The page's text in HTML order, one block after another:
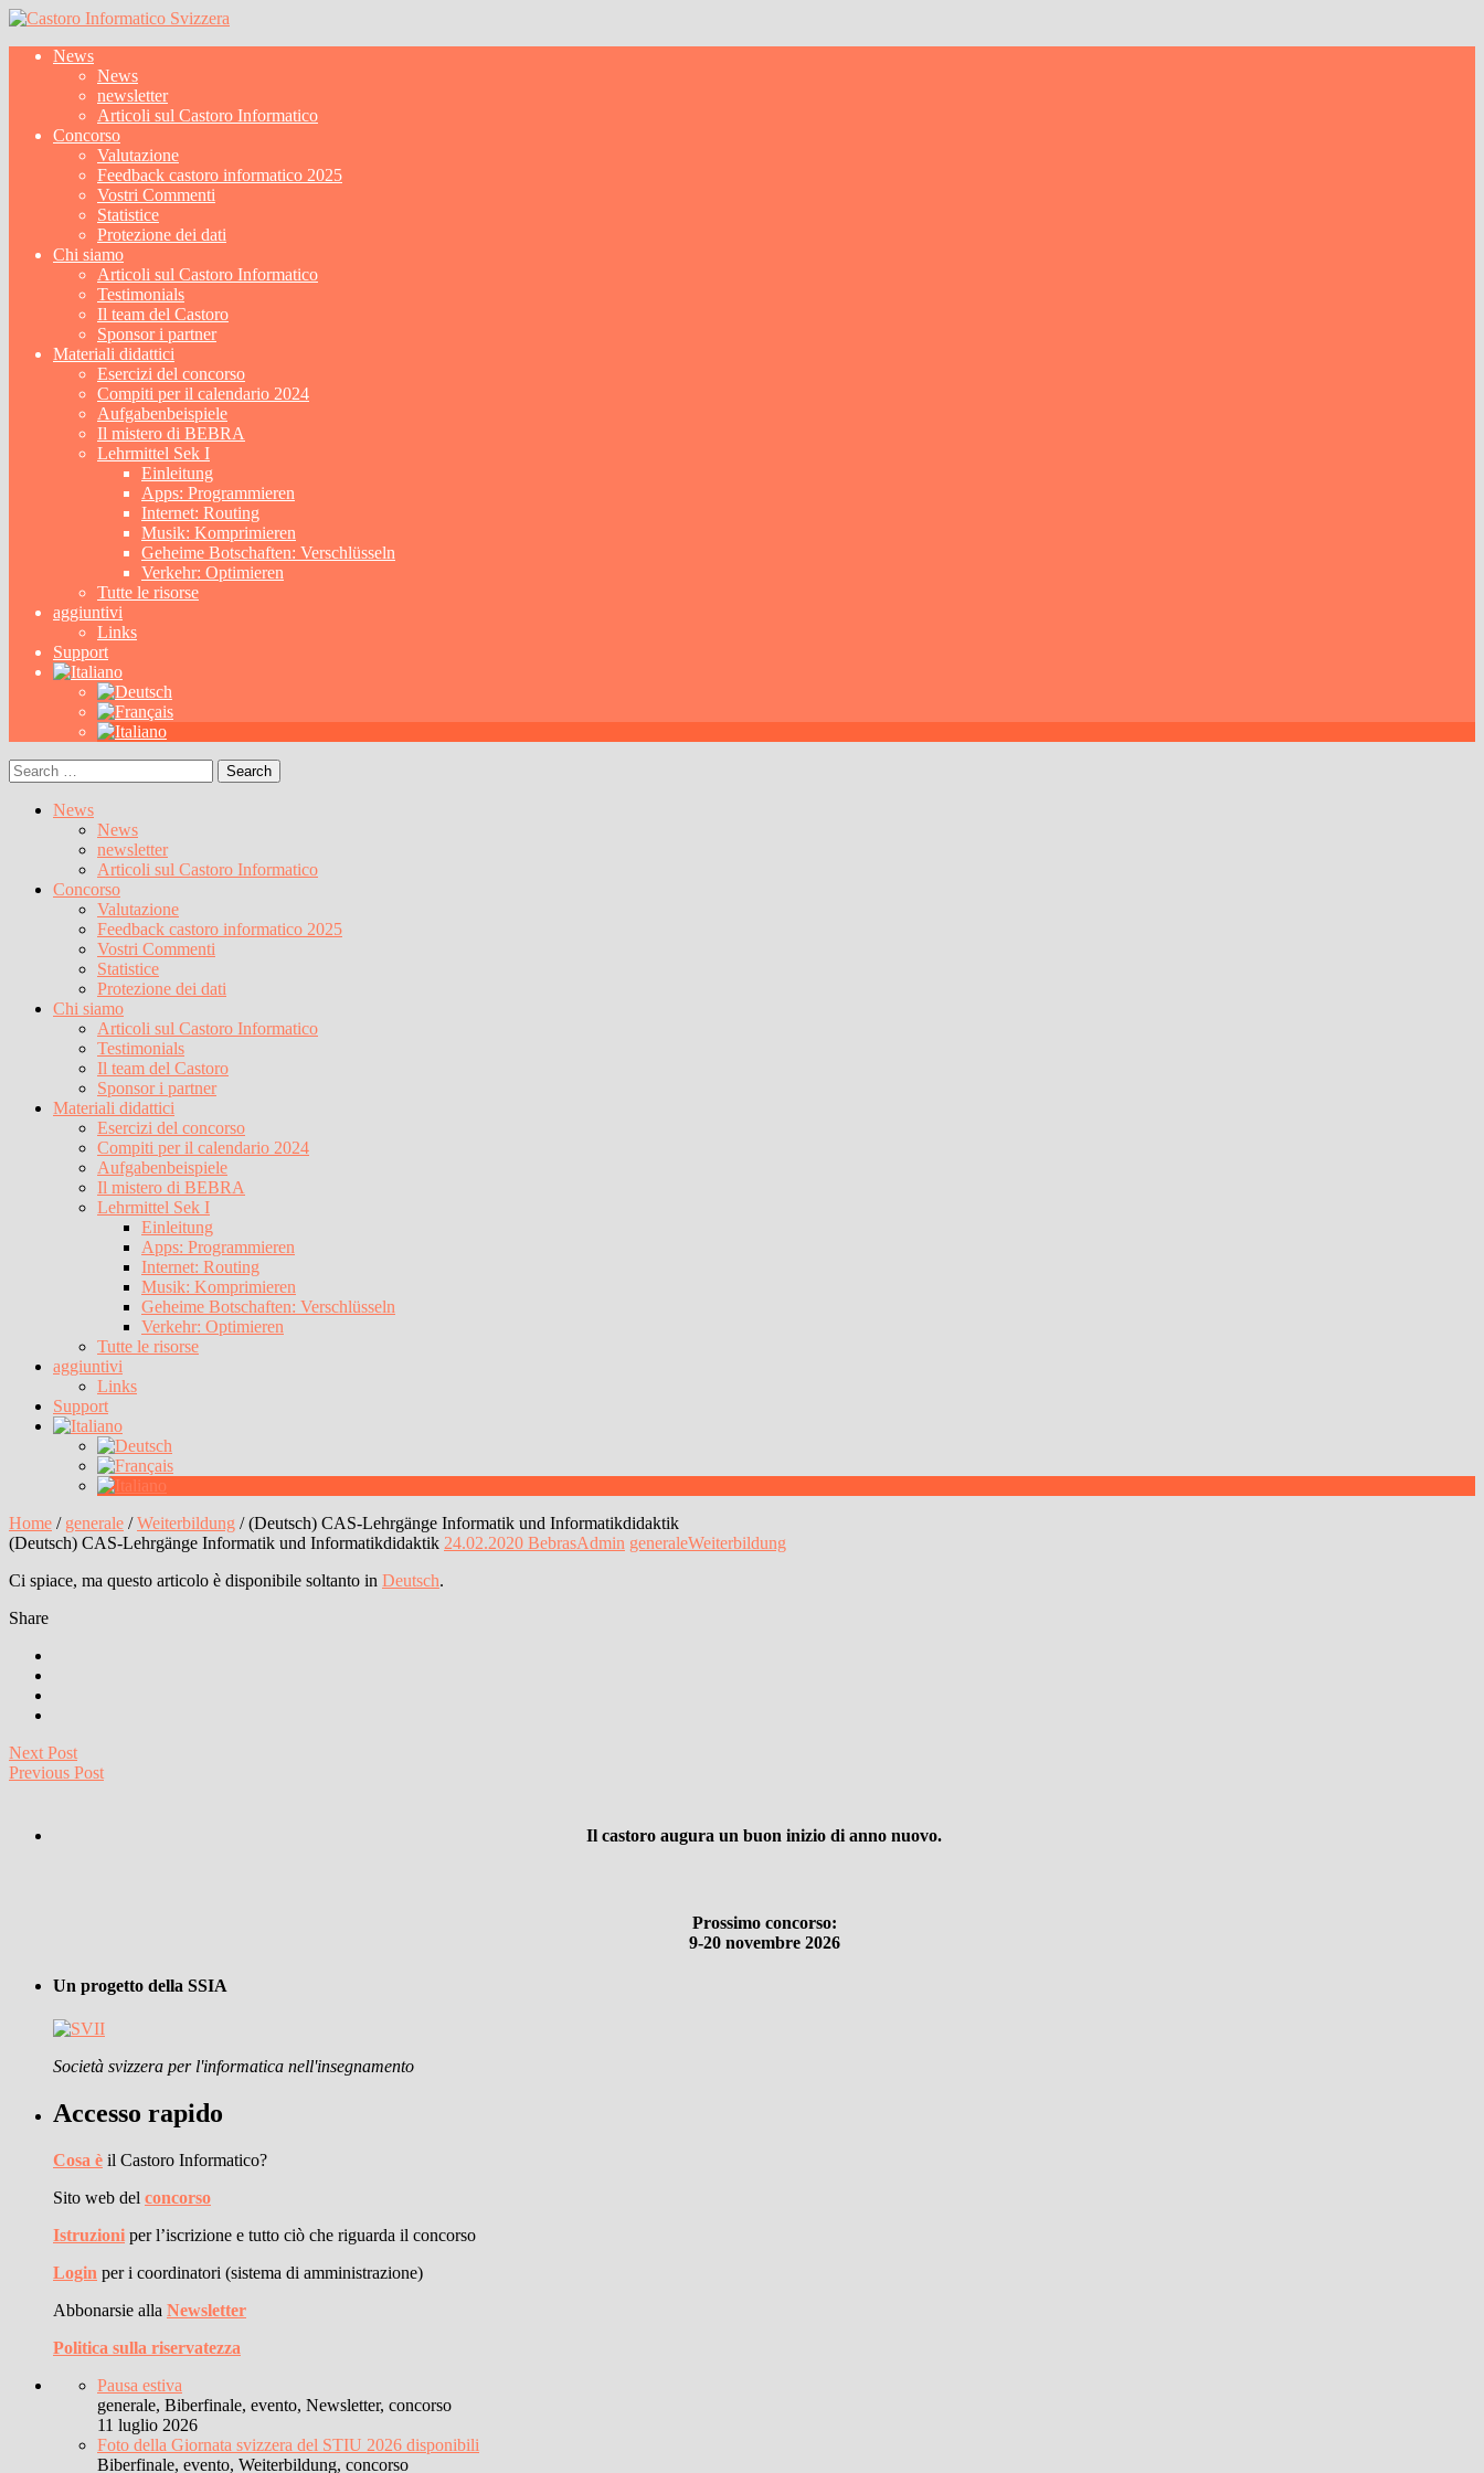
News
News
newsletter
Articoli sul Castoro Informatico
Concorso
Valutazione
Feedback castoro informatico 2025
Vostri Commenti
Statistice
Protezione dei dati
Chi siamo
Articoli sul Castoro Informatico
Testimonials
Il team del Castoro
Sponsor i partner
Materiali didattici
Esercizi del concorso
Compiti per il calendario 2024
Aufgabenbeispiele
Il mistero di BEBRA
Lehrmittel Sek I
Einleitung
Apps: Programmieren
Internet: Routing
Musik: Komprimieren
Geheime Botschaften: Verschlüsseln
Verkehr: Optimieren
Tutte le risorse
aggiuntivi
Links
Support
Search
for:
News
News
newsletter
Articoli sul Castoro Informatico
Concorso
Valutazione
Feedback castoro informatico 2025
Vostri Commenti
Statistice
Protezione dei dati
Chi siamo
Articoli sul Castoro Informatico
Testimonials
Il team del Castoro
Sponsor i partner
Materiali didattici
Esercizi del concorso
Compiti per il calendario 2024
Aufgabenbeispiele
Il mistero di BEBRA
Lehrmittel Sek I
Einleitung
Apps: Programmieren
Internet: Routing
Musik: Komprimieren
Geheime Botschaften: Verschlüsseln
Verkehr: Optimieren
Tutte le risorse
aggiuntivi
Links
Support
Home / generale /Weiterbildung /(Deutsch) CAS-Lehrgänge Informatik und Informatikdidaktik
(Deutsch) CAS-Lehrgänge Informatik und Informatikdidaktik 24.02.2020 BebrasAdmin generaleWeiterbildung
Ci spiace, ma questo articolo è disponibile soltanto in Deutsch.
Share
Next Post
Previous Post
Il castoro augura un buon inizio di anno nuovo.
Prossimo concorso:
9-20 novembre 2026
Un progetto della SSIA
Società svizzera per l'informatica nell'insegnamento
Accesso rapido
Cosa è il Castoro Informatico?
Sito web del concorso
Istruzioni per l’iscrizione e tutto ciò che riguarda il concorso
Login per i coordinatori (sistema di amministrazione)
Abbonarsie alla Newsletter
Politica sulla riservatezza
Pausa estiva
generale, Biberfinale, evento, Newsletter, concorso
11 luglio 2026
Foto della Giornata svizzera del STIU 2026 disponibili
Biberfinale, evento, Weiterbildung, concorso